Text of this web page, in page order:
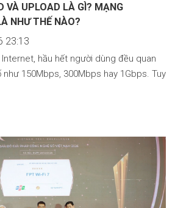
VÀ UPLOAD LÀ GÌ? MẠNG
NHƯ THẾ NÀO?
23:13
hầu hết người dùng đều quan
150Mbps, 300Mbps hay 1Gbps. Tuy